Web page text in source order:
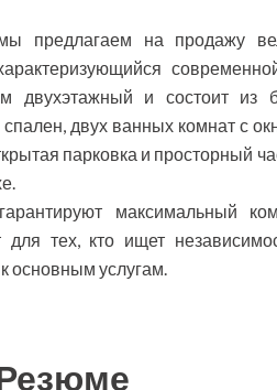
предлагаем на продажу
двухэтажный и состоит
спален, двух ванных комнат с
парковка и просторный
максимальный
тех, кто ищет
основным услугам.